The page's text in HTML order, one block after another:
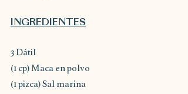
INGREDIENTES
3 Dátil
(1 cp) Maca en polvo
(1 pizca) Sal marina